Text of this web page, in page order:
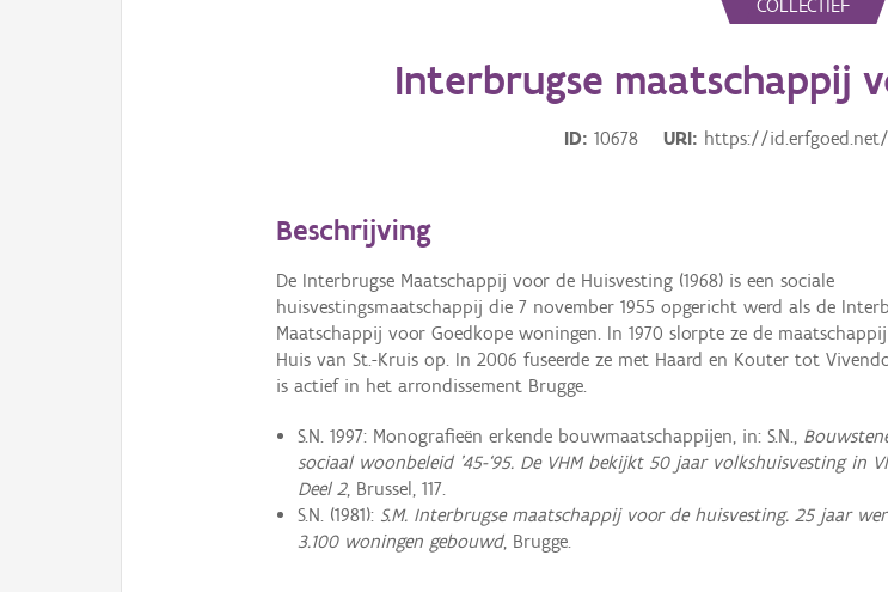
COLLECTIEF
Interbrugse maatschappij
ID 10678 URI https://
Beschrijving
De Interbrugse Maatschappij voor de Huisvesting (1968) is een sociale
huisvestingsmaatschappij die 7 november 1955 opgericht werd als de
Maatschappij voor Goedkope woningen. In 1970 slorpte ze de
Huis van St.-Kruis op. In 2006 fuseerde ze met Haard en Kouter tot
is actief in het arrondissement Brugge.
S.N. 1997: Monografieën erkende bouwmaatschappijen, in: S.N.,
sociaal woonbeleid ’45-‘95. De VHM bekijkt 50 jaar volkshuisvesting in
Deel 2, Brussel, 117.
S.N. (1981): S.M. Interbrugse maatschappij voor de huisvesting. 25 jaar
3.100 woningen gebouwd, Brugge.